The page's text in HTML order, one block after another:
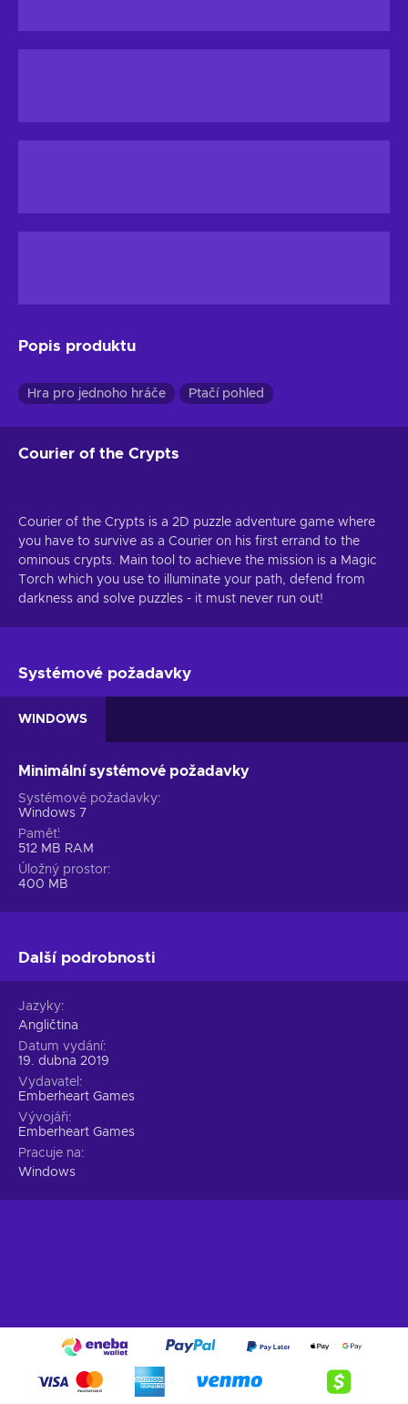
Popis produktu
Hra pro jednoho hráče Ptačí pohled
Courier of the Crypts
Courier of the Crypts is a 2D puzzle adventure game where
you have to survive as a Courier on his first errand to the
ominous crypts. Main tool to achieve the mission is a Magic
Torch which you use to illuminate your path, defend from
darkness and solve puzzles - it must never run out!
Systémové požadavky
WINDOWS
Minimální systémové požadavky
Systémové požadavky
Windows 7
Paměť
512 MB RAM
Úložný prostor
400 MB
Další podrobnosti
Jazyky
Angličtina
Datum vydání
19. dubna 2019
Vydavatel
Emberheart Games
Vývojáři
Emberheart Games
Pracuje na
Windows